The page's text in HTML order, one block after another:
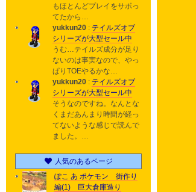
もほとんどプレイをサボっ
てたから…
yukkun20 : テイルズオブ
シリーズが大型セール中
うむ…テイルズ成分が足り
ないのは事実なので、やっ
ぱりTOEやるかな…
yukkun20 : テイルズオブ
シリーズが大型セール中
そうなのですね。なんとな
くまだあんまり時間が経っ
てないような感じで読んで
ました。…
人気のあるページ
ぽこ あ ポケモン 街作り
編(1) 巨大倉庫造り